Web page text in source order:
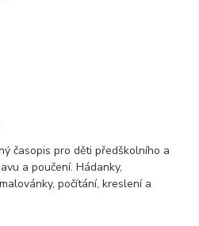
časopis pro děti předškolního a
a poučení. Hádanky,
počítání, kreslení a